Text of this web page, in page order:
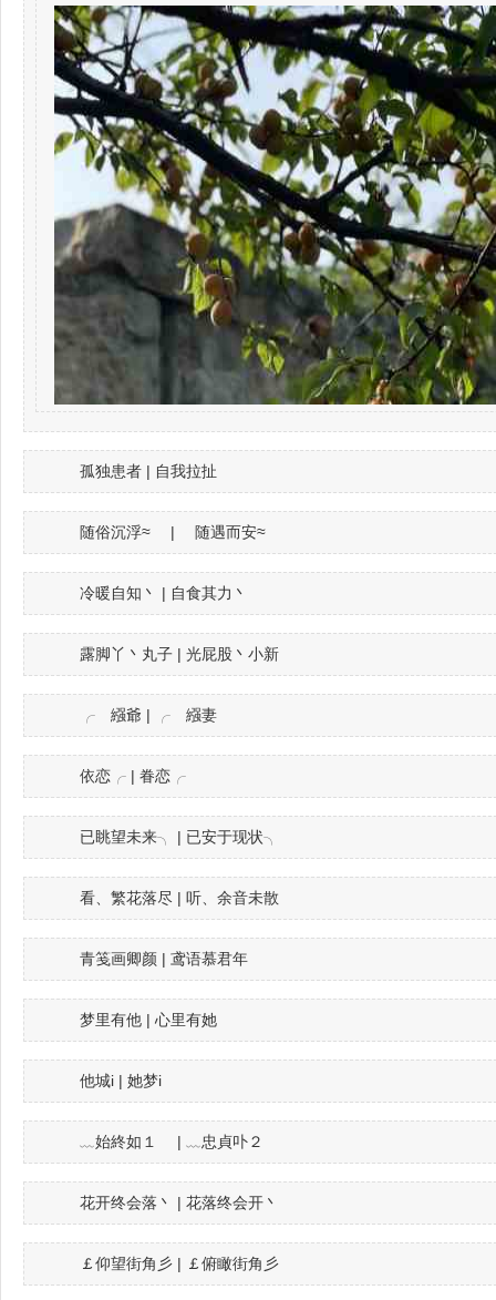
孤独患者 | 自我拉扯
随俗沉浮≈ | 随遇而安≈
冷暖自知丶 | 自食其力丶
露脚丫丶丸子 | 光屁股丶小新
╭ゞ繦爺 | ╭ゞ繦妻
依恋╭ | 眷恋╭
已眺望未来╮ | 已安于现状╮
看、繁花落尽 | 听、余音未散
青笺画卿颜 | 鸢语慕君年
梦里有他 | 心里有她
他城i | 她梦i
﹏始終如１ゝ | ﹏忠貞卟２ゝ
花开终会落丶 | 花落终会开丶
￡仰望街角彡 | ￡俯瞰街角彡